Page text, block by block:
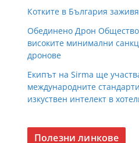
Котките в България
Обединено Дрон Общество
високите минимални
дронове
Екипът на Sirma ще
международните
изкуствен интелект в
Полезни линкове